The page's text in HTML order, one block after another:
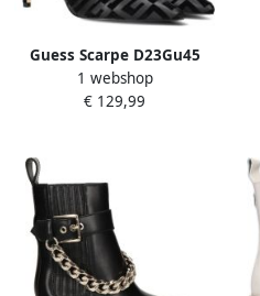
Guess Scarpe D23Gu45
Fl7Df3Fal10 Zwart Dames
1 webshop
€ 129,99